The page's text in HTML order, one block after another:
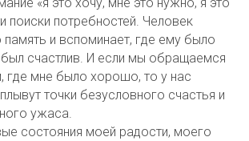
поиски потребностей. Человек
и вспоминает, где ему было
счастлив. И если мы обращаемся
где мне было хорошо, то у нас
точки безусловного счастья и
ужаса.
состояния моей радости, моего